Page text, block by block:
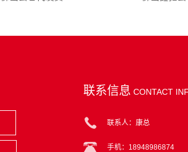
联系信息 CONTACT
联系人：康总
手机：18948986874